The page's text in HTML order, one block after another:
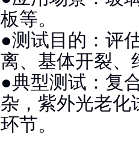
板等。
●测试目的：评
离、基体开裂、
●典型测试：复
杂，紫外光老化
环节。